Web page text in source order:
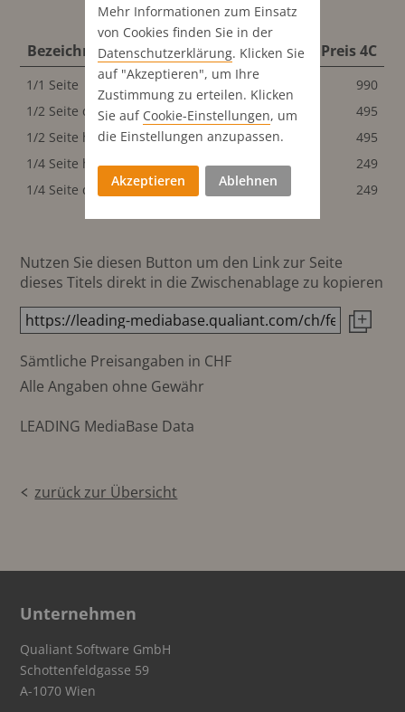
Bezeichnung Format Preis S/W Preis 4C
1/1 Seite 212x278 mm
990
1/2 Seite quer
212x135 mm 495
495
1/2 Seite hoch
104x278 mm 495
495
1/4 Seite hoch
104x135 mm 249
249
1/4 Seite quer
212x65 mm 249
Nutzen Sie diesen Button um den Link zur Seite
dieses Titels direkt in die Zwischenablage zu kopieren
Sämtliche Preisangaben in CHF
Alle Angaben ohne Gewähr
LEADING MediaBase Data
zurück zur Übersicht
Unternehmen
Qualiant Software GmbH
Schottenfeldgasse 59
A-1070 Wien
Mehr Informationen zum Einsatz
von Cookies finden Sie in der
Datenschutz­erklärung. Klicken Sie
auf "Akzeptieren", um Ihre
Zustimmung zu erteilen. Klicken
Sie auf Cookie-Einstellungen, um
die Einstellungen anzupassen.
Akzeptieren Ablehnen